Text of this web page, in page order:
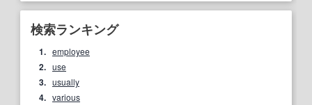
検索ランキング
1. employee
2. use
3. usually
4. various